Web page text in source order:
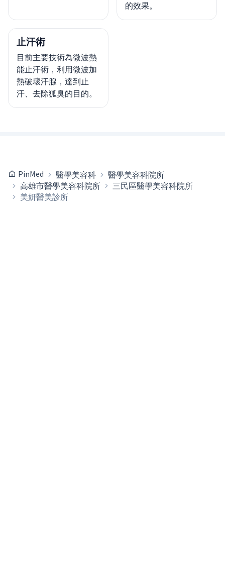
的效果。
止汗術
目前主要技術為微波熱
能止汗術，利用微波加
熱破壞汗腺，達到止
汗、去除狐臭的目的。
PinMed 醫學美容科
醫學美容科院所
高雄市醫學美容科院所
三民區醫學美容科院所
美妍醫美診所